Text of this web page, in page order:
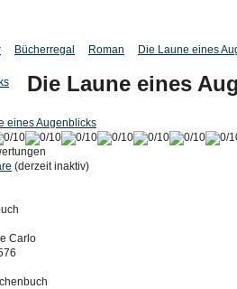
Bücherregal Roman Die Laune eines
Die Laune eines
eines Augenblicks
(derzeit inaktiv)
Carlo